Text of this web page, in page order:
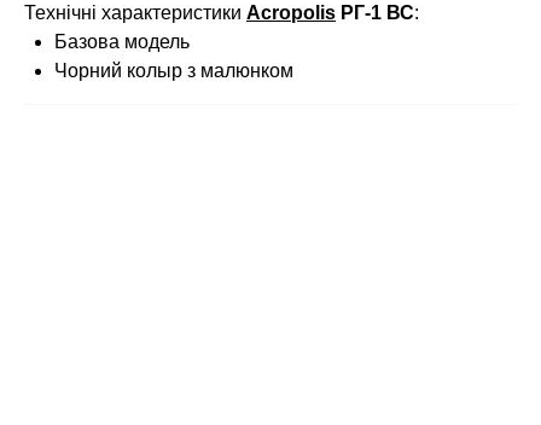
Технічні характеристики Acropolis РГ-1 ВС:
Базова модель
Чорний колыр з малюнком